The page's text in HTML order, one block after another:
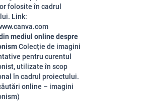
folosite în cadrul
Link:
mediul online despre
Colecție de imagini
pentru curentul
utilizate în scop
în cadrul proiectului.
online – imagini